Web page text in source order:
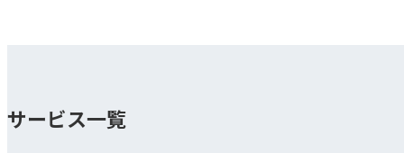
サービス一覧